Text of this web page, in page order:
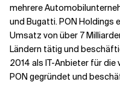
mehrere
und Bugatti. PON Holdings
Umsatz von über 7
Ländern tätig und
2014 als IT-Anbieter für
PON gegründet und